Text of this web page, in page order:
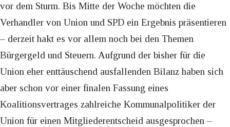
vor dem Sturm. Bis Mitte der Woche möchten die
Verhandler von Union und SPD ein Ergebnis präsentieren
– derzeit hakt es vor allem noch bei den Themen
Bürgergeld und Steuern. Aufgrund der bisher für die
Union eher enttäuschend ausfallenden Bilanz haben sich
aber schon vor einer finalen Fassung eines
Koalitionsvertrages zahlreiche Kommunalpolitiker der
Union für einen Mitgliederentscheid ausgesprochen –